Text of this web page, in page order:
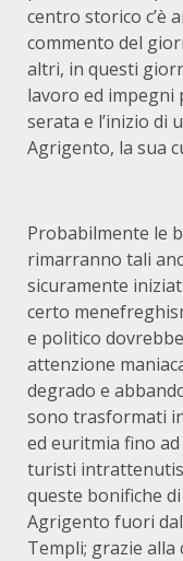
centro storico c’è
commento del
altri, in questi
lavoro ed impegni
serata e l’inizio di
Agrigento, la sua
Probabilmente le
rimarranno tali
sicuramente
certo
e politico
attenzione
degrado e
sono trasformati
ed euritmia fino
turisti
queste bonifiche
Agrigento fuori
Templi; grazie alla